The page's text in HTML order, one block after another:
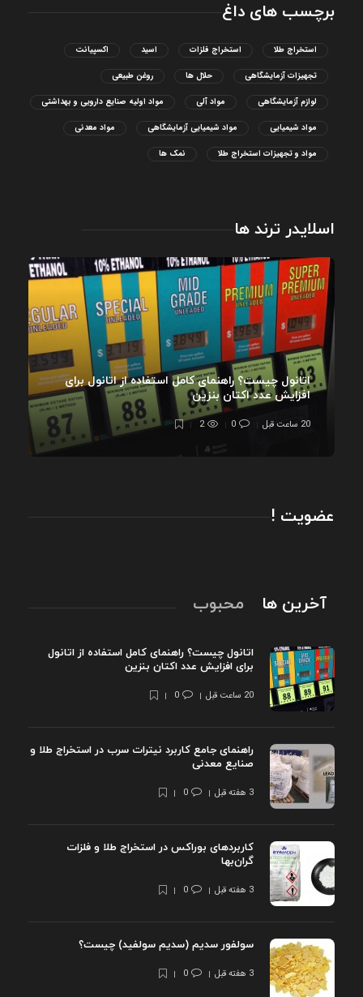
برچسب های داغ
استخراج طلا استخراج فلزات اسید اکسپیانت
تجهیزات آزمایشگاهی حلال ها روغن طبیعی
لوازم آزمایشگاهی مواد آلی مواد اولیه صنایع دارویی و بهداشتی
مواد شیمیایی مواد شیمیایی آزمایشگاهی مواد معدنی
مواد و تجهیزات استخراج طلا نمک ها
اسلایدر ترند ها
اتانول چیست؟ راهنمای کامل استفاده از اتانول برای
افزایش عدد اکتان بنزین
20 ساعت قبل 0
2
عضویت !
آخرین ها محبوب
اتانول چیست؟ راهنمای کامل استفاده از اتانول
برای افزایش عدد اکتان بنزین
20 ساعت قبل 0
راهنمای جامع کاربرد نیترات سرب در استخراج طلا و
صنایع معدنی
3 هفته قبل 0
کاربردهای بوراکس در استخراج طلا و فلزات
گران‌بها
3 هفته قبل 0
سولفور سدیم (سدیم سولفید) چیست؟
3 هفته قبل 0